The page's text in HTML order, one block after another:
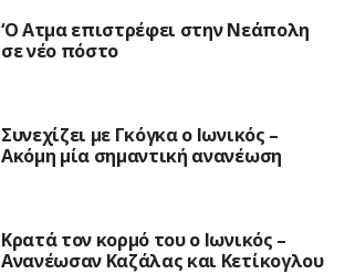
‘Ο Ατμα επιστρέφει στην Νεάπολη
σε νέο πόστο
Συνεχίζει με Γκόγκα ο Ιωνικός –
Ακόμη μία σημαντική ανανέωση
Κρατά τον κορμό του ο Ιωνικός –
Ανανέωσαν Καζάλας και Κετίκογλου